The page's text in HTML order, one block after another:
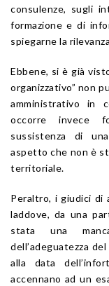
consulenze, sugli
formazione e di
spiegarne la
Ebbene, si è già
organizzativo” non
amministrativo in
occorre invece
sussistenza di
aspetto che non è
territoriale.
Peraltro, i giudici di
laddove, da una
stata una
dell’adeguatezza
alla data
accennano ad un